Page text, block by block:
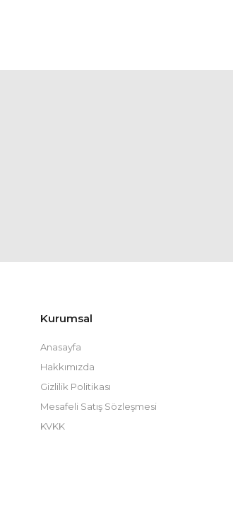
Kurumsal
Anasayfa
Hakkımızda
Gizlilik Politikası
Mesafeli Satış Sözleşmesi
KVKK